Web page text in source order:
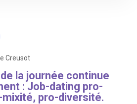
Creusot
la journée continue
: Job-dating pro-
pro-diversité.